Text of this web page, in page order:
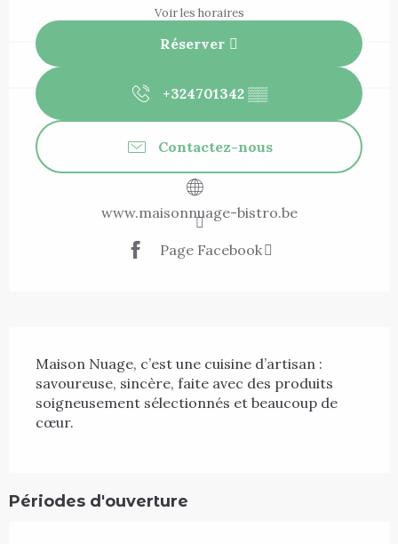
Voir les horaires
Réserver
+324701342 ▒▒
Contactez-nous
www.maisonnuage-bistro.be
Page Facebook
Maison Nuage, c’est une cuisine d’artisan :
savoureuse, sincère, faite avec des produits
soigneusement sélectionnés et beaucoup de
cœur.
Périodes d'ouverture